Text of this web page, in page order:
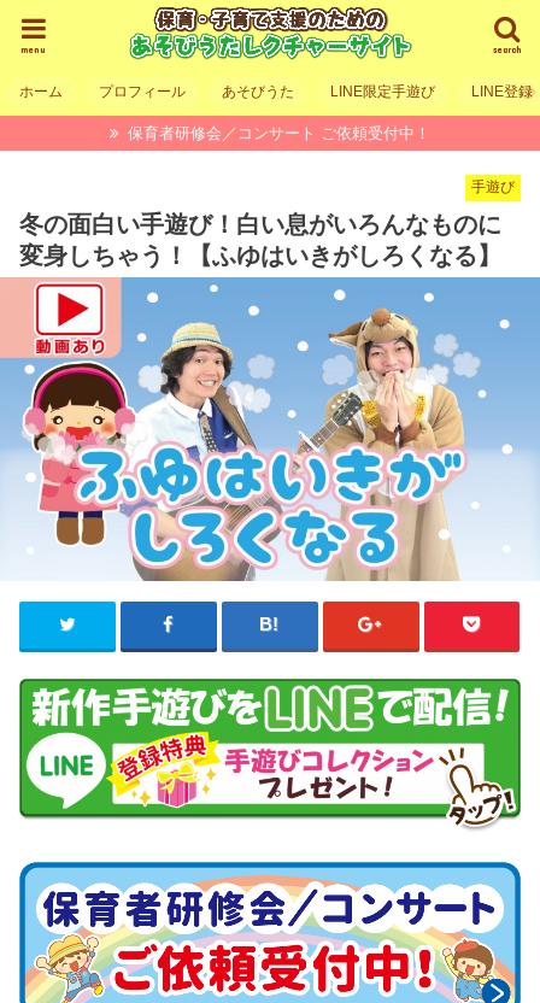
search
menu
ホーム プロフィール あそびうた LINE限定手遊び LINE登録
保育者研修会／コンサート ご依頼受付中！
手遊び
冬の面白い手遊び！白い息がいろんなものに
変身しちゃう！【ふゆはいきがしろくなる】